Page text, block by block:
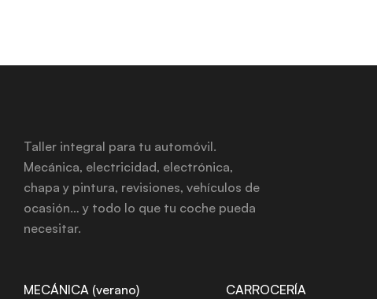
Taller integral para tu automóvil.
Mecánica, electricidad, electrónica,
chapa y pintura, revisiones, vehículos de
ocasión… y todo lo que tu coche pueda
necesitar.
MECÁNICA (verano) CARROCERÍA